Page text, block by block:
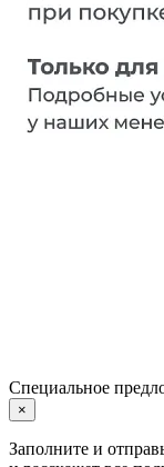
Специальное
×
Заполните и